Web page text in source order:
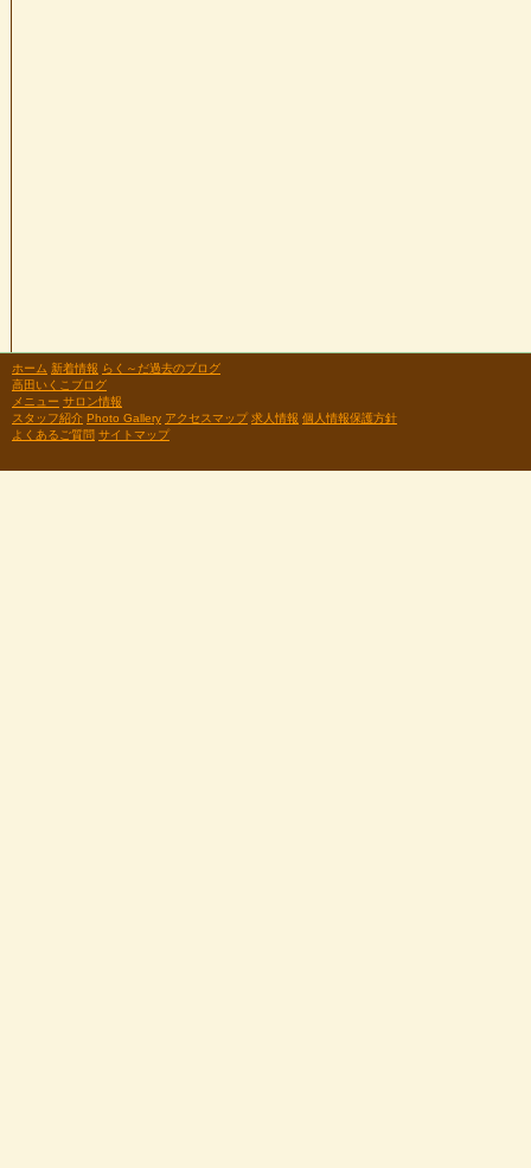
ホーム 新着情報 らく～だ過去のブログ
高田いくこブログ
メニュー サロン情報
スタッフ紹介 Photo Gallery アクセスマップ 求人情報 個人情報保護方針
よくあるご質問 サイトマップ